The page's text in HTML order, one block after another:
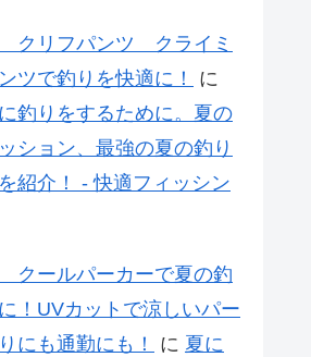
クリフパンツ クライミ
ツで釣りを快適に！
に
釣りをするために。夏の
ション、最強の夏の釣り
紹介！ - 快適フィッシン
クールパーカーで夏の釣
！UVカットで涼しいパー
にも通勤にも！
に 夏に